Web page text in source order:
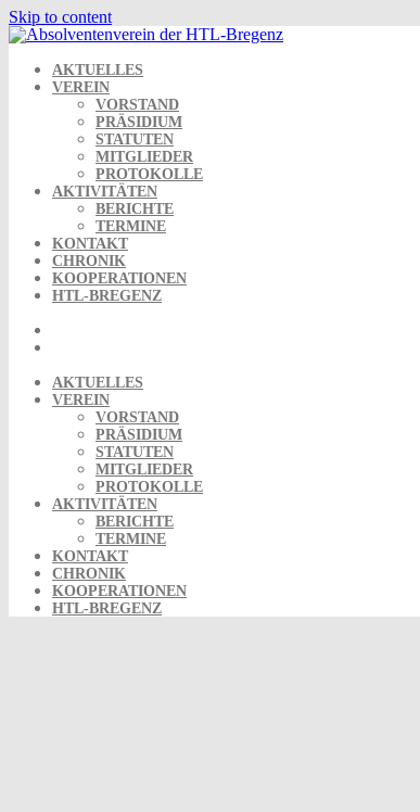
Skip to content
AKTUELLES
VEREIN
VORSTAND
PRÄSIDIUM
STATUTEN
MITGLIEDER
PROTOKOLLE
AKTIVITÄTEN
BERICHTE
TERMINE
KONTAKT
CHRONIK
KOOPERATIONEN
HTL-BREGENZ
AKTUELLES
VEREIN
VORSTAND
PRÄSIDIUM
STATUTEN
MITGLIEDER
PROTOKOLLE
AKTIVITÄTEN
BERICHTE
TERMINE
KONTAKT
CHRONIK
KOOPERATIONEN
HTL-BREGENZ